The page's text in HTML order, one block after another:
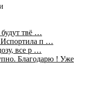
будут твё …
Испортила п …
все р …
Благодарю ! Уже